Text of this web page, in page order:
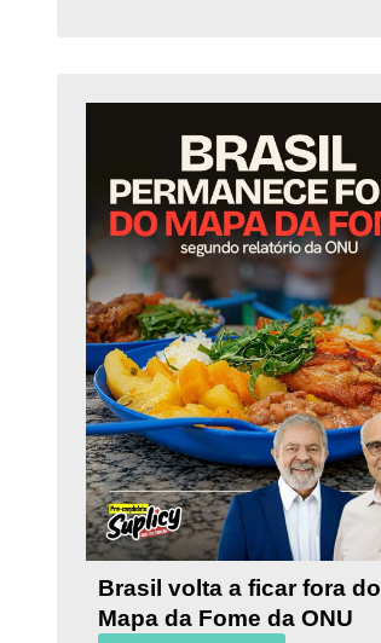
Brasil volta a ficar fora do
Mapa da Fome da ONU